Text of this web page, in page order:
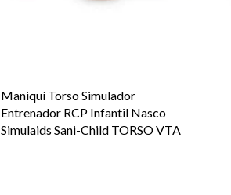
Maniquí Torso Simulador
Entrenador RCP Infantil Nasco
Simulaids Sani-Child TORSO VTA